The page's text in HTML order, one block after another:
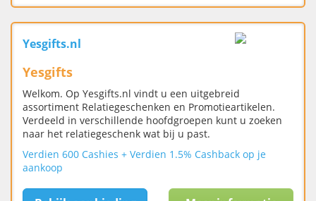
Yesgifts.nl
Yesgifts
Welkom. Op Yesgifts.nl vindt u een uitgebreid
assortiment Relatiegeschenken en Promotieartikelen.
Verdeeld in verschillende hoofdgroepen kunt u zoeken
naar het relatiegeschenk wat bij u past.
Verdien 600 Cashies + Verdien 1.5% Cashback op je
aankoop